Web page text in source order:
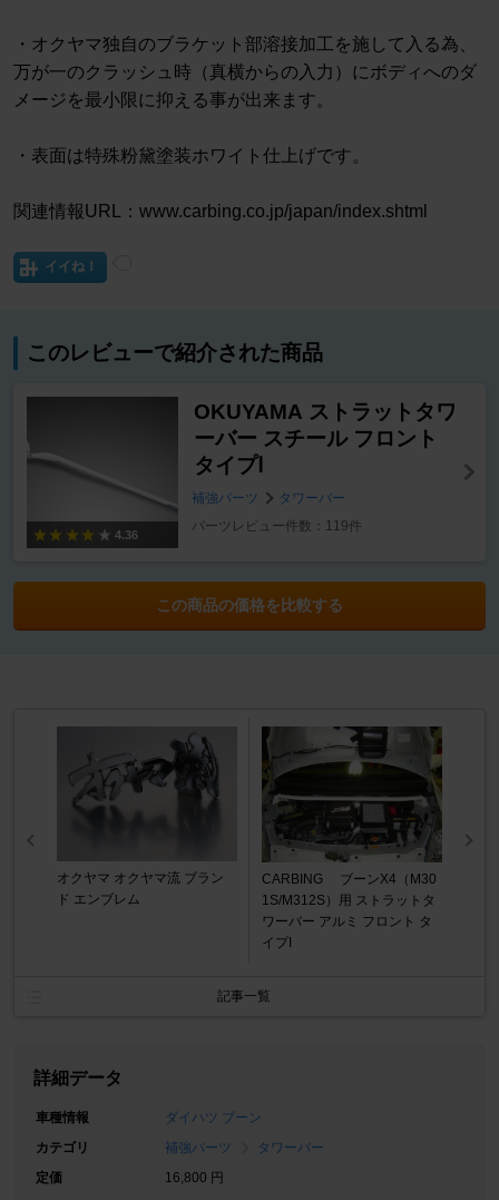
・オクヤマ独自のブラケット部溶接加工を施して入る為、
万が一のクラッシュ時（真横からの入力）にボディへのダ
メージを最小限に抑える事が出来ます。
・表面は特殊粉黛塗装ホワイト仕上げです。
関連情報URL：www.carbing.co.jp/japan/index.shtml
イイね！
このレビューで紹介された商品
4.36
OKUYAMA ストラットタワ
ーバー スチール フロント
タイプⅠ
補強パーツ
タワーバー
パーツレビュー件数：119件
この商品の価格を比較する
オクヤマ オクヤマ流 ブラン
ド エンブレム
CARBING ブーンX4（M30
1S/M312S）用 ストラットタ
ワーバー アルミ フロント タ
イプI
記事一覧
詳細データ
車種情報
ダイハツ ブーン
カテゴリ
補強パーツ
タワーバー
定価
16,800 円